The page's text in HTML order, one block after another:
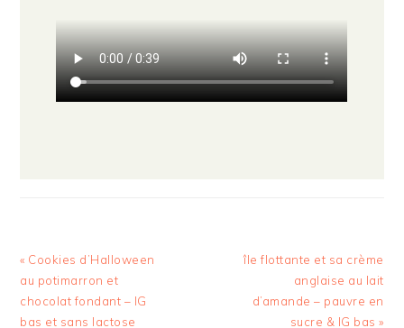
Article
précédent
:
« Cookies d’Halloween
au potimarron et
chocolat fondant – IG
bas et sans lactose
Article
île flottante et sa crème
anglaise au lait
d’amande – pauvre en
sucre & IG bas »